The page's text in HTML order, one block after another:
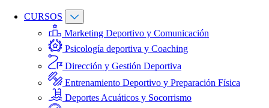
CURSOS
Marketing Deportivo y Comunicación
Psicología deportiva y Coaching
Dirección y Gestión Deportiva
Entrenamiento Deportivo y Preparación Física
Deportes Acuáticos y Socorrismo